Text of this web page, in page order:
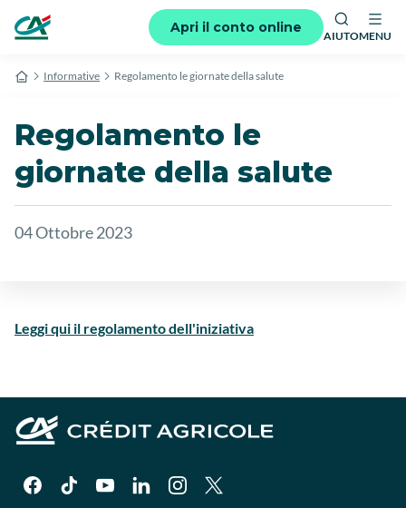
Apri il conto online
AIUTOMENU
Informative Regolamento le giornate della salute
Regolamento le
giornate della salute
04 Ottobre 2023
Leggi qui il regolamento dell'iniziativa